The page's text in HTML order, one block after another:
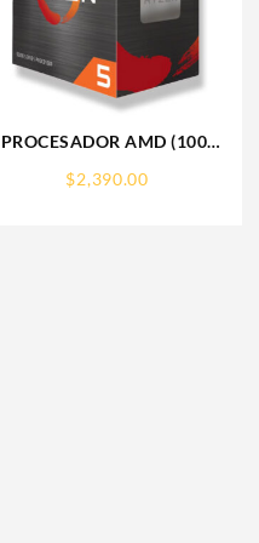
PROCESADOR AMD (100-
5500 S-AM4 6 CORE 3.6
$2,390.00